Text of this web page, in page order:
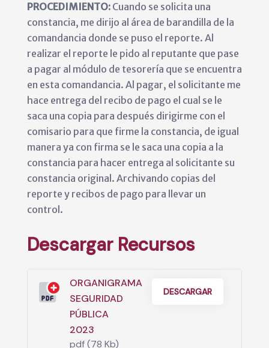
PROCEDIMIENTO: Cuando se solicita una
constancia, me dirijo al área de barandilla de la
comandancia donde se puso el reporte. Al
realizar el reporte le pido al reputante que pase
a pagar al módulo de tesorería que se encuentra
en esta comandancia. Al pagar, el solicitante me
hace entrega del recibo de pago el cual se le
saca una copia para después dirigirme con el
comisario para que firme la constancia, de igual
manera ya con firma se le saca una copia a la
constancia para hacer entrega al solicitante su
constancia original. Archivando copias del
reporte y recibos de pago para llevar un
control.
Descargar Recursos
ORGANIGRAMA
SEGURIDAD
PÚBLICA
2023
pdf (78 Kb)
DESCARGAR